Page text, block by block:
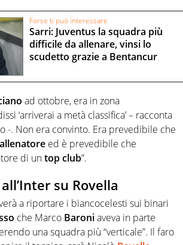
Forse ti può interessare
Sarri: Juventus la squadra più
difficile da allenare, vinsi lo
scudetto grazie a Bentancur
ad ottobre, era in zona
‘arriverai a metà classifica’ – racconta
-. Non era convinto. Era prevedibile che
allenatore ed è prevedibile che
di untop club”.
su Rovella
a riportare i biancocelesti sui binari
che Marco Baroniaveva in parte
una squadra più “verticale”. Il faro